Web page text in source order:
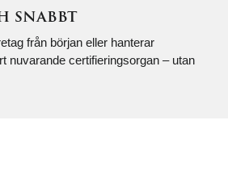
snabbt
från början eller hanterar
nuvarande certifieringsorgan – utan